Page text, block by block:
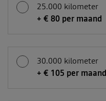
25.000 kilometer
+ € 80 per maand
30.000 kilometer
+ € 105 per maand